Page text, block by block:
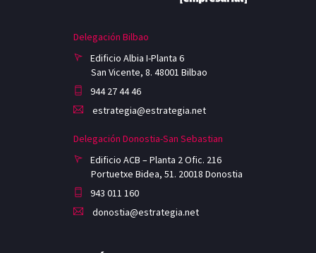
Delegación Bilbao
Edificio Albia I-Planta 6
San Vicente, 8. 48001 Bilbao
944 27 44 46
estrategia@estrategia.net
Delegación Donostia-San Sebastian
Edificio ACB – Planta 2 Ofic. 216
Portuetxe Bidea, 51. 20018 Donostia
943 011 160
donostia@estrategia.net